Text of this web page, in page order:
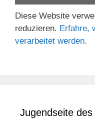
Diese Website
reduzieren. Erfahre,
verarbeitet werden.
Jugendseite des